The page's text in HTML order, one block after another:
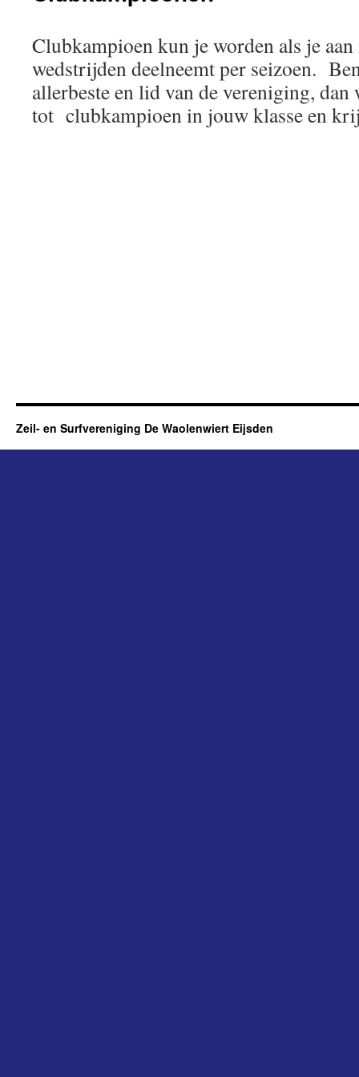
Clubkampioen kun je worden als je
wedstrijden deelneemt per seizoen.
allerbeste en lid van de vereniging,
tot clubkampioen in jouw klasse en
Zeil- en Surfvereniging De Waolenwiert Eijsden